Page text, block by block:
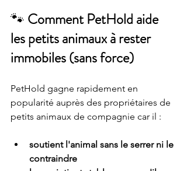
🐾 Comment PetHold aide
les petits animaux à rester
immobiles (sans force)
PetHold gagne rapidement en
popularité auprès des propriétaires de
petits animaux de compagnie car il :
soutient l'animal sans le serrer ni le
contraindre